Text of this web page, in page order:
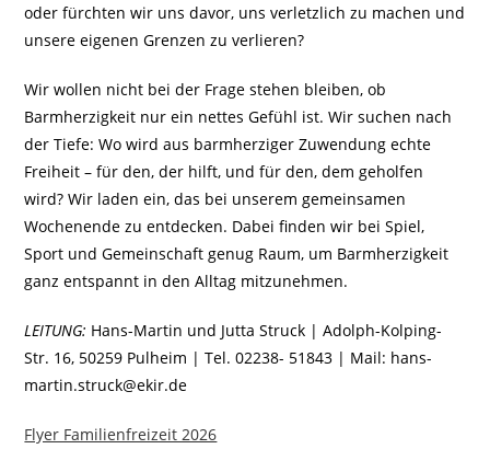
oder fürchten wir uns davor, uns verletzlich zu machen und
unsere eigenen Grenzen zu verlieren?
Wir wollen nicht bei der Frage stehen bleiben, ob
Barmherzigkeit nur ein nettes Gefühl ist. Wir suchen nach
der Tiefe: Wo wird aus barmherziger Zuwendung echte
Freiheit – für den, der hilft, und für den, dem geholfen
wird? Wir laden ein, das bei unserem gemeinsamen
Wochenende zu entdecken. Dabei finden wir bei Spiel,
Sport und Gemeinschaft genug Raum, um Barmherzigkeit
ganz entspannt in den Alltag mitzunehmen.
LEITUNG: Hans-Martin und Jutta Struck | Adolph-Kolping-
Str. 16, 50259 Pulheim | Tel. 02238- 51843 | Mail: hans-
martin.struck@ekir.de
Flyer Familienfreizeit 2026